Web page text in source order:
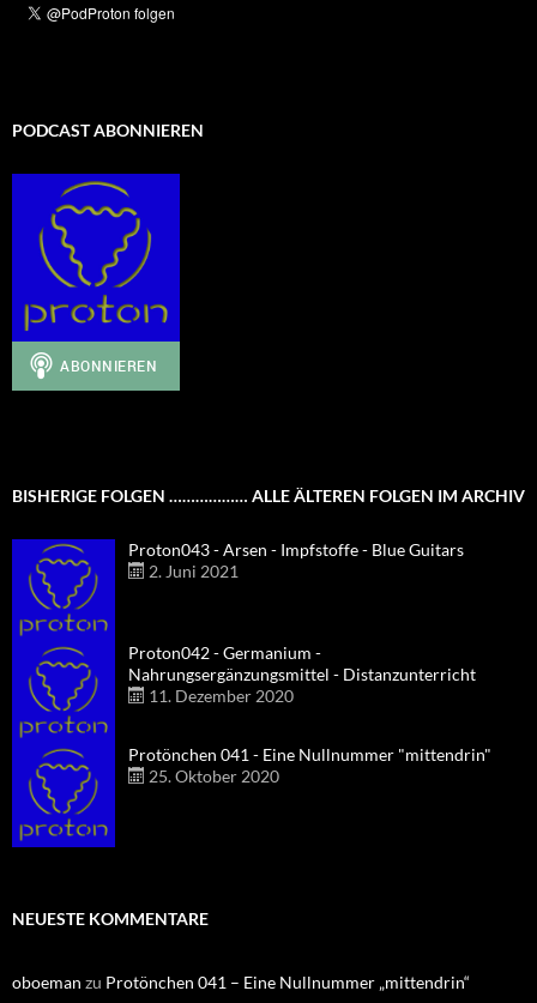
PODCAST ABONNIEREN
BISHERIGE FOLGEN ……………… ALLE ÄLTEREN FOLGEN IM ARCHIV
Proton043 - Arsen - Impfstoffe - Blue Guitars
2. Juni 2021
Proton042 - Germanium -
Nahrungsergänzungsmittel - Distanzunterricht
11. Dezember 2020
Protönchen 041 - Eine Nullnummer "mittendrin"
25. Oktober 2020
NEUESTE KOMMENTARE
oboeman zu Protönchen 041 – Eine Nullnummer „mittendrin“